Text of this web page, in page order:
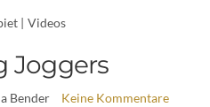
| Videos
Joggers
Bender Keine Kommentare